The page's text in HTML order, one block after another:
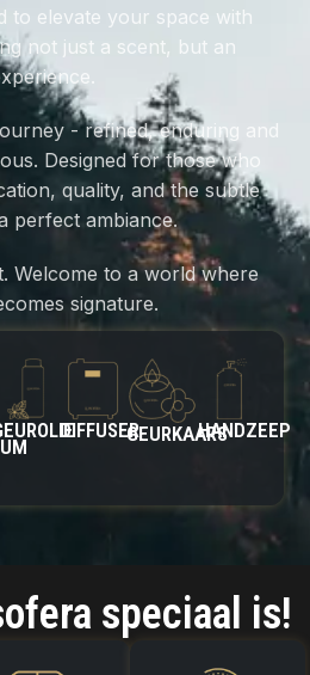
to elevate your space with
not just a scent, but an
- refined, enduring and
Designed for those who
quality, and the subtle
perfect ambiance.
Welcome to a world where
signature.
DIFFUSERGEURKAARSHANDZEEP
speciaal is!